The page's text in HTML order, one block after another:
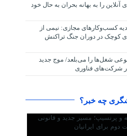
را به بهانه بحران به حال خود
کسب‌وکارهای مجازی: نیمی از
کوچک در دوران جنگ‌ تراکنش
شغل‌ها را می‌بلعد/ موج جدید
شرکت‌های فناوری
چه خبر؟